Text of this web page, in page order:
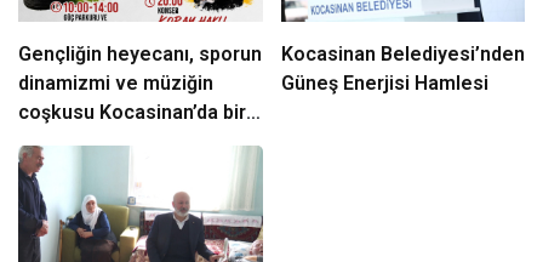
Gençliğin heyecanı, sporun
dinamizmi ve müziğin
coşkusu Kocasinan’da bir
araya geliyor!
Kocasinan Belediyesi’nden
Güneş Enerjisi Hamlesi